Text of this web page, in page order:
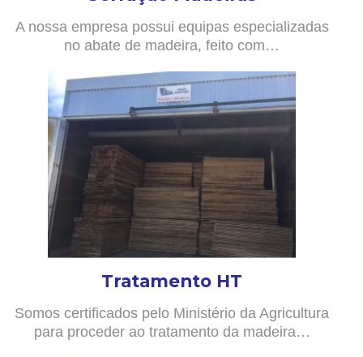
A nossa empresa possui equipas especializadas
no abate de madeira, feito com…
Tratamento HT
Somos certificados pelo Ministério da Agricultura
para proceder ao tratamento da madeira…